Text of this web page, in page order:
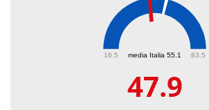
media Italia 55.1
16.5 83.5
47.9